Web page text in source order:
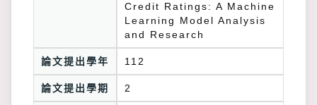
Credit Ratings: A Machine
Learning Model Analysis
and Research
論文提出學年 112
論文提出學期 2